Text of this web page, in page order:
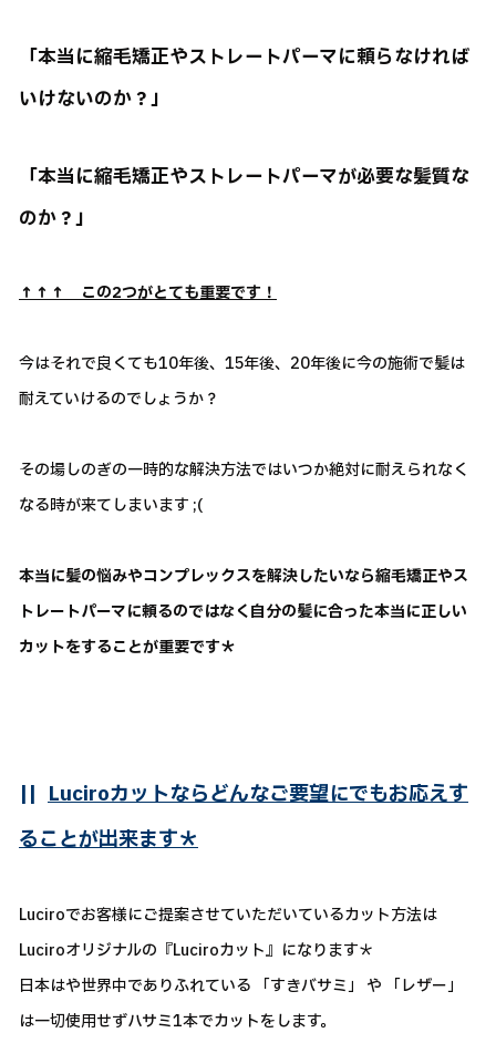
「本当に縮毛矯正やストレートパーマに頼らなければ
いけないのか？」
「本当に縮毛矯正やストレートパーマが必要な髪質な
のか？」
↑↑↑ この2つがとても重要です！
今はそれで良くても10年後、15年後、20年後に今の施術で髪は
耐えていけるのでしょうか？
その場しのぎの一時的な解決方法ではいつか絶対に耐えられなく
なる時が来てしまいます ;(
本当に髪の悩みやコンプレックスを解決したいなら縮毛矯正やス
トレートパーマに頼るのではなく自分の髪に合った本当に正しい
カットをすることが重要です＊
|| Luciroカットならどんなご要望にでもお応えす
ることが出来ます＊
Luciroでお客様にご提案させていただいているカット方法は
Luciroオリジナルの『Luciroカット』になります＊
日本はや世界中でありふれている 「すきバサミ」 や 「レザー」
は一切使用せずハサミ1本でカットをします。